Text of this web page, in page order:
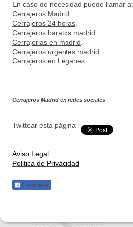
En caso de necesidad puede llamar a:
Cerrajeros Madrid
Cerrajeros 24 horas
Cerrajeros baratos madrid
Cerrajerias en madrid
Cerrajeros urgentes madrid
Cerrajeros en Leganes
Cerrajeros Madrid en redes sociales
Twittear esta página
Aviso Legal
Politica de Privacidad
Compartir